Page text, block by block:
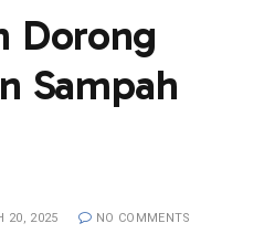
Dorong
Sampah
20, 2025 NO COMMENTS